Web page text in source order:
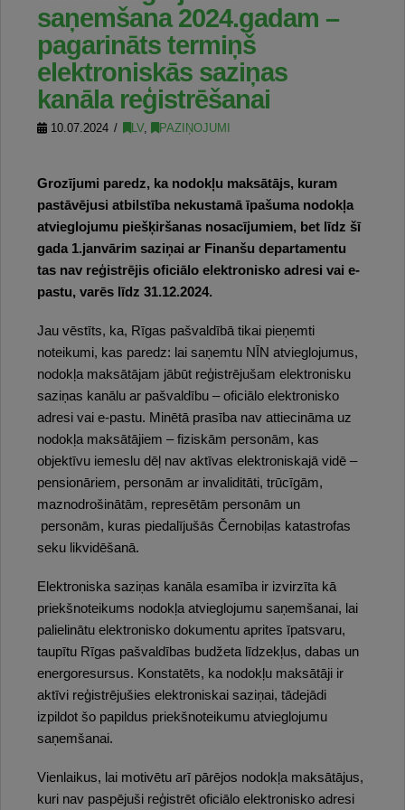
saņemšana 2024.gadam –
pagarināts termiņš
elektroniskās saziņas
kanāla reģistrēšanai
10.07.2024 LV, PAZIŅOJUMI
Grozījumi paredz, ka nodokļu maksātājs, kuram
pastāvējusi atbilstība nekustamā īpašuma nodokļa
atvieglojumu piešķiršanas nosacījumiem, bet līdz šī
gada 1.janvārim saziņai ar Finanšu departamentu
tas nav reģistrējis oficiālo elektronisko adresi vai e-
pastu, varēs līdz 31.12.2024.
Jau vēstīts, ka, Rīgas pašvaldībā tikai pieņemti
noteikumi, kas paredz: lai saņemtu NĪN atvieglojumus,
nodokļa maksātājam jābūt reģistrējušam elektronisku
saziņas kanālu ar pašvaldību – oficiālo elektronisko
adresi vai e-pastu. Minētā prasība nav attiecināma uz
nodokļa maksātājiem – fiziskām personām, kas
objektīvu iemeslu dēļ nav aktīvas elektroniskajā vidē –
pensionāriem, personām ar invaliditāti, trūcīgām,
maznodrošinātām, represētām personām un
personām, kuras piedalījušās Černobiļas katastrofas
seku likvidēšanā.
Elektroniska saziņas kanāla esamība ir izvirzīta kā
priekšnoteikums nodokļa atvieglojumu saņemšanai, lai
palielinātu elektronisko dokumentu aprites īpatsvaru,
taupītu Rīgas pašvaldības budžeta līdzekļus, dabas un
energoresursus. Konstatēts, ka nodokļu maksātāji ir
aktīvi reģistrējušies elektroniskai saziņai, tādejādi
izpildot šo papildus priekšnoteikumu atvieglojumu
saņemšanai.
Vienlaikus, lai motivētu arī pārējos nodokļa maksātājus,
kuri nav paspējuši reģistrēt oficiālo elektronisko adresi